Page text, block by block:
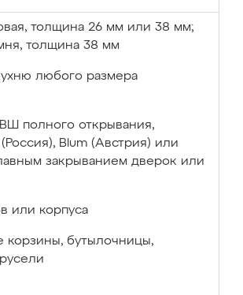
толщина 26 мм или 38 мм;
толщина 38 мм
любого размера
полного открывания,
Blum (Австрия) или
закрыванием дверок или
или корпуса
корзины, бутылочницы,